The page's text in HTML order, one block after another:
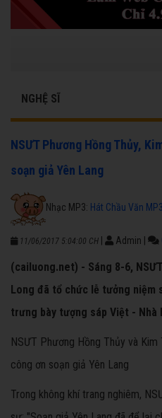
NGHỆ SĨ
NSƯT Phương Hồng Thủy,
soạn giả Yên Lang
Nhạc MP3: Hát Chầu Văn MP3
11/06/2017 5:04:00 CH Admin
(cailuong.net) - Sáng 8-6,
Long đã tổ chức lễ tưởng niệm
trưng bày tượng sáp Việt - Nhà
NSƯT Phương Hồng Thủy và
công ơn soạn giả Yên Lang
Trong không khí trang nghiêm,